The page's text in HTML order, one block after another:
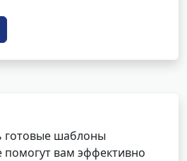
готовые шаблоны
помогут вам эффективно